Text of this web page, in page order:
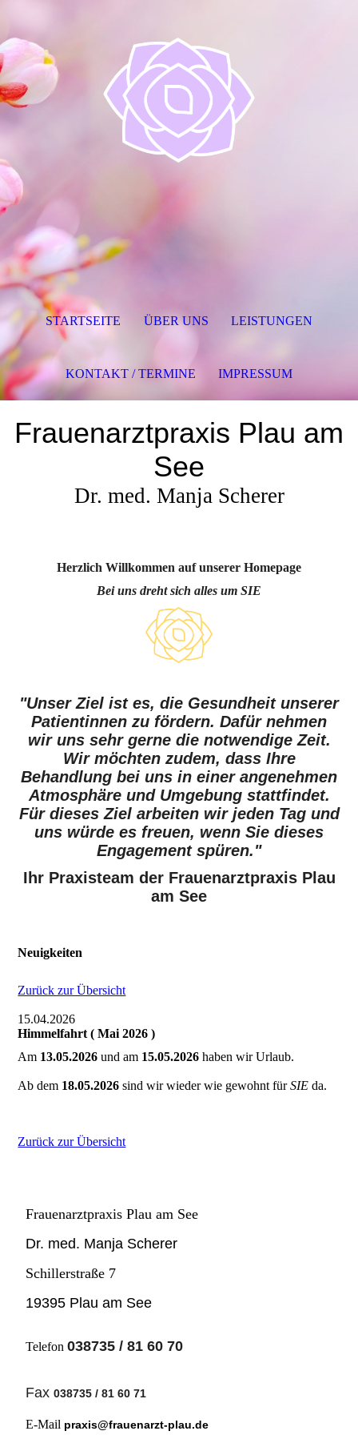
Frauenarztpraxis Plau am
See
Dr. med. Manja Scherer
Herzlich Willkommen auf unserer Homepage
Bei uns dreht sich alles um SIE
"Unser Ziel ist es, die Gesundheit unserer
Patientinnen zu fördern. Dafür nehmen
wir uns sehr gerne die notwendige Zeit.
Wir möchten zudem, dass Ihre
Behandlung bei uns in einer angenehmen
Atmosphäre und Umgebung stattfindet.
Für dieses Ziel arbeiten wir jeden Tag und
uns würde es freuen, wenn Sie dieses
Engagement spüren."
Ihr Praxisteam der Frauenarztpraxis Plau
am See
Neuigkeiten
Zurück zur Übersicht
15.04.2026
Himmelfahrt ( Mai 2026 )
Am 13.05.2026 und am 15.05.2026 haben wir Urlaub.
Ab dem 18.05.2026 sind wir wieder wie gewohnt fürSIE da.
Zurück zur Übersicht
Frauenarztpraxis Plau am See
Dr. med. Manja Scherer
Schillerstraße 7
19395 Plau am See
Telefon038735 / 81 60 70
Fax038735 / 81 60 71
E-Mail praxis@frauenarzt-plau.de
STARTSEITE ÜBER UNS LEISTUNGEN
KONTAKT / TERMINE IMPRESSUM